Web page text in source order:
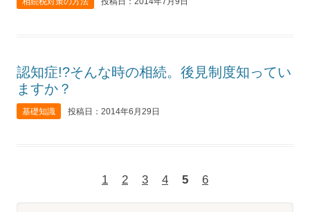
認知症!?そんな時の相続。後見制度知ってい
ますか？
基礎知識 投稿日：2014年6月29日
1 2 3 4 5 6